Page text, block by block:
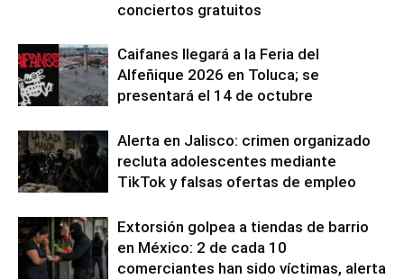
conciertos gratuitos
Caifanes llegará a la Feria del
Alfeñique 2026 en Toluca; se
presentará el 14 de octubre
Alerta en Jalisco: crimen organizado
recluta adolescentes mediante
TikTok y falsas ofertas de empleo
Extorsión golpea a tiendas de barrio
en México: 2 de cada 10
comerciantes han sido víctimas, alerta